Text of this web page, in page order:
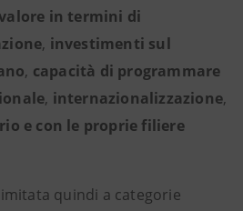
in termini di
, investimenti sul
, capacità di programmare
, internazionalizzazione,
e con le proprie filiere
quindi a categorie